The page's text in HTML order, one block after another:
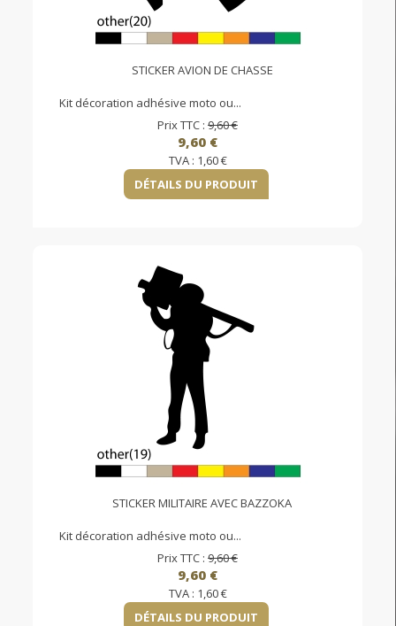
STICKER AVION DE CHASSE
Kit décoration adhésive moto ou...
Prix TTC : 9,60 €
9,60 €
TVA : 1,60 €
DÉTAILS DU PRODUIT
STICKER MILITAIRE AVEC BAZZOKA
Kit décoration adhésive moto ou...
Prix TTC : 9,60 €
9,60 €
TVA : 1,60 €
DÉTAILS DU PRODUIT